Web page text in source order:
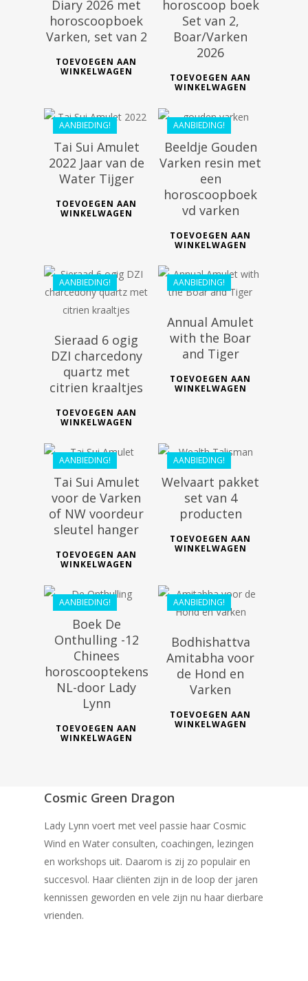
Diary 2026 met
horoscoopboek
Varken, set van 2
TOEVOEGEN AAN
WINKELWAGEN
horoscoop boek
Set van 2,
Boar/Varken
2026
TOEVOEGEN AAN
WINKELWAGEN
AANBIEDING!
€41.99
€27.00
Tai Sui Amulet
2022 Jaar van de
Water Tijger
TOEVOEGEN AAN
WINKELWAGEN
AANBIEDING!
€26.99
€20.69
Beeldje Gouden
Varken resin met
een
horoscoopboek
vd varken
TOEVOEGEN AAN
WINKELWAGEN
AANBIEDING!
Sieraad 6 ogig
DZI charcedony
quartz met
citrien kraaltjes
TOEVOEGEN AAN
WINKELWAGEN
AANBIEDING!
€ 39.99
€35.99
Annual Amulet
with the Boar
and Tiger
TOEVOEGEN AAN
WINKELWAGEN
AANBIEDING!
€39.99
€26.99
Tai Sui Amulet
voor de Varken
of NW voordeur
sleutel hanger
TOEVOEGEN AAN
WINKELWAGEN
AANBIEDING!
€ 69.69
€55.55
Welvaart pakket
set van 4
producten
TOEVOEGEN AAN
WINKELWAGEN
AANBIEDING!
€24.99
€22.49
Boek De
Onthulling -12
Chinees
horoscooptekens
NL-door Lady
Lynn
TOEVOEGEN AAN
WINKELWAGEN
AANBIEDING!
€44.99
€40.49
Bodhishattva
Amitabha voor
de Hond en
Varken
TOEVOEGEN AAN
WINKELWAGEN
Cosmic Green Dragon
Lady Lynn voert met veel passie haar Cosmic
Wind en Water consulten, coachingen, lezingen
en workshops uit. Daarom is zij zo populair en
succesvol. Haar cliënten zijn in de loop der jaren
kennissen geworden en vele zijn nu haar dierbare
vrienden.